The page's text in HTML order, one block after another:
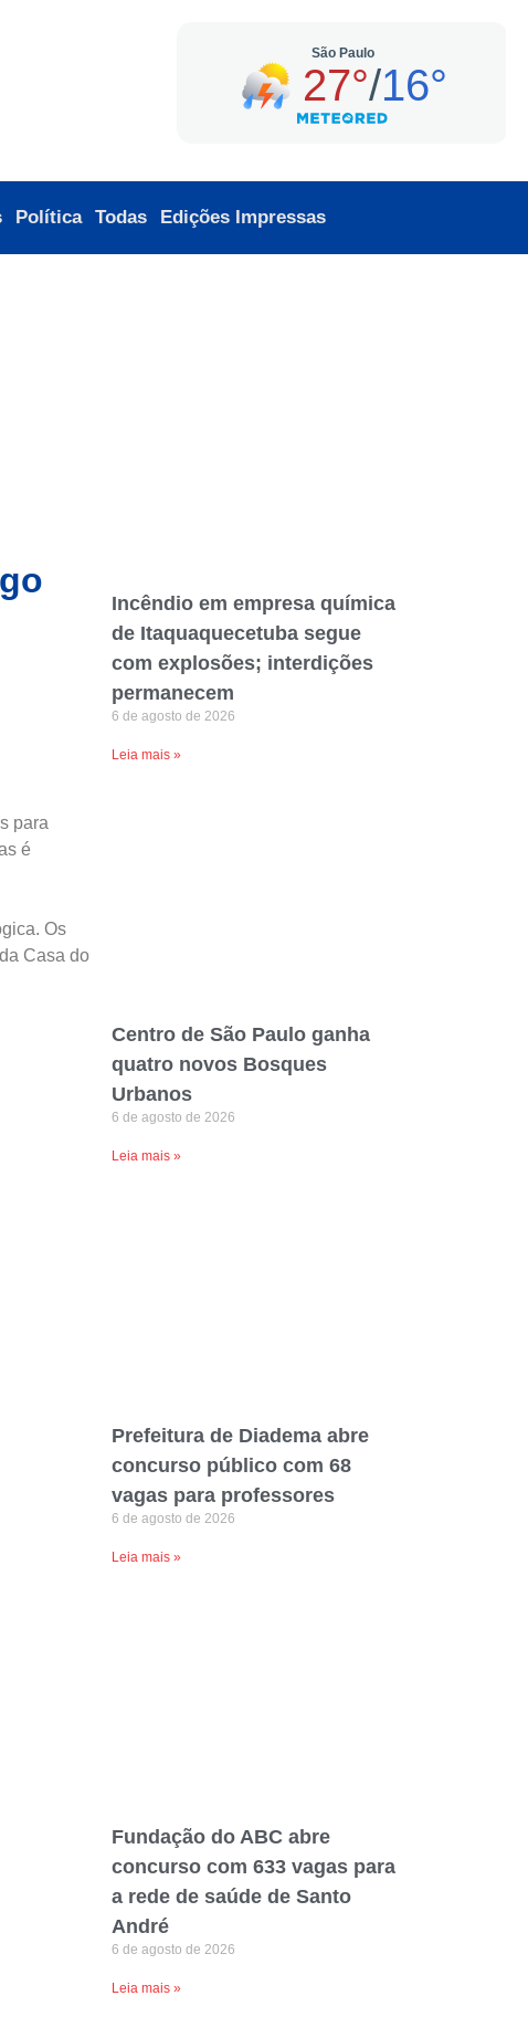
Política Todas Edições Impressas
para
é
Os
Casa do
Incêndio em empresa química
de Itaquaquecetuba segue
com explosões; interdições
permanecem
6 de agosto de 2026
Leia mais »
Centro de São Paulo ganha
quatro novos Bosques
Urbanos
6 de agosto de 2026
Leia mais »
Prefeitura de Diadema abre
concurso público com 68
vagas para professores
6 de agosto de 2026
Leia mais »
Fundação do ABC abre
concurso com 633 vagas para
a rede de saúde de Santo
André
6 de agosto de 2026
Leia mais »